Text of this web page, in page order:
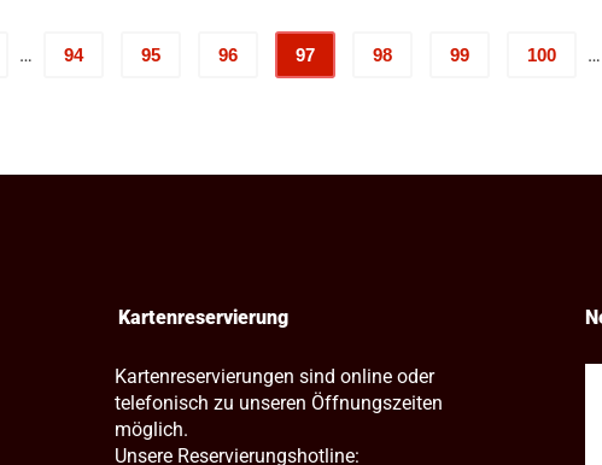
… 94 95 96 97 98 99 100 …
Kartenreservierung
Kartenreservierungen sind online oder
telefonisch zu unseren Öffnungszeiten
möglich.
Unsere Reservierungshotline: